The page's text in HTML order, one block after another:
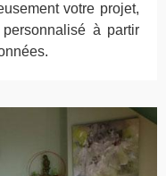
votre projet,
à partir